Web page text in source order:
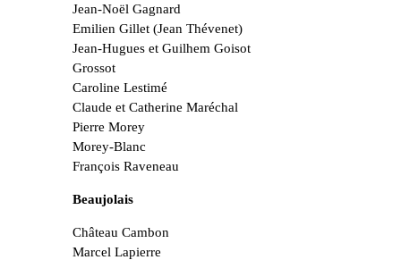
Jean-Noël Gagnard
Emilien Gillet (Jean Thévenet)
Jean-Hugues et Guilhem Goisot
Grossot
Caroline Lestimé
Claude et Catherine Maréchal
Pierre Morey
Morey-Blanc
François Raveneau
Beaujolais
Château Cambon
Marcel Lapierre